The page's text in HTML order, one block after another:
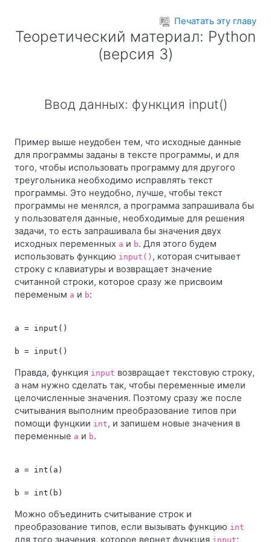
Печатать эту главу
Теоретический материал: Python
(версия 3)
Ввод данных: функция input()
Пример выше неудобен тем, что исходные данные
для программы заданы в тексте программы, и для
того, чтобы использовать программу для другого
треугольника необходимо исправлять текст
программы. Это неудобно, лучше, чтобы текст
программы не менялся, а программа запрашивала бы
у пользователя данные, необходимые для решения
задачи, то есть запрашивала бы значения двух
исходных переменных a и b. Для этого будем
использовать функцию input() , которая считывает
строку с клавиатуры и возвращает значение
считанной строки, которое сразу же присвоим
переменым a и b:
a = input()
Правда, функция input возвращает текстовую строку,
а нам нужно сделать так, чтобы переменные имели
целочисленные значения. Поэтому сразу же после
считывания выполним преобразование типов при
помощи фунцкии int, и запишем новые значения в
переменные a и b.
a = int(a)
Можно объединить считывание строк и
преобразование типов, если вызывать функцию int
для того значения, которое вернет функция input: